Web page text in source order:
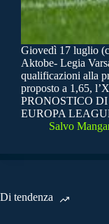
Giovedì 17 luglio
Aktobe- Legia
qualificazioni alla
proposto a 1,65,
PRONOSTICO
EUROPA
Salvo
Di tendenza